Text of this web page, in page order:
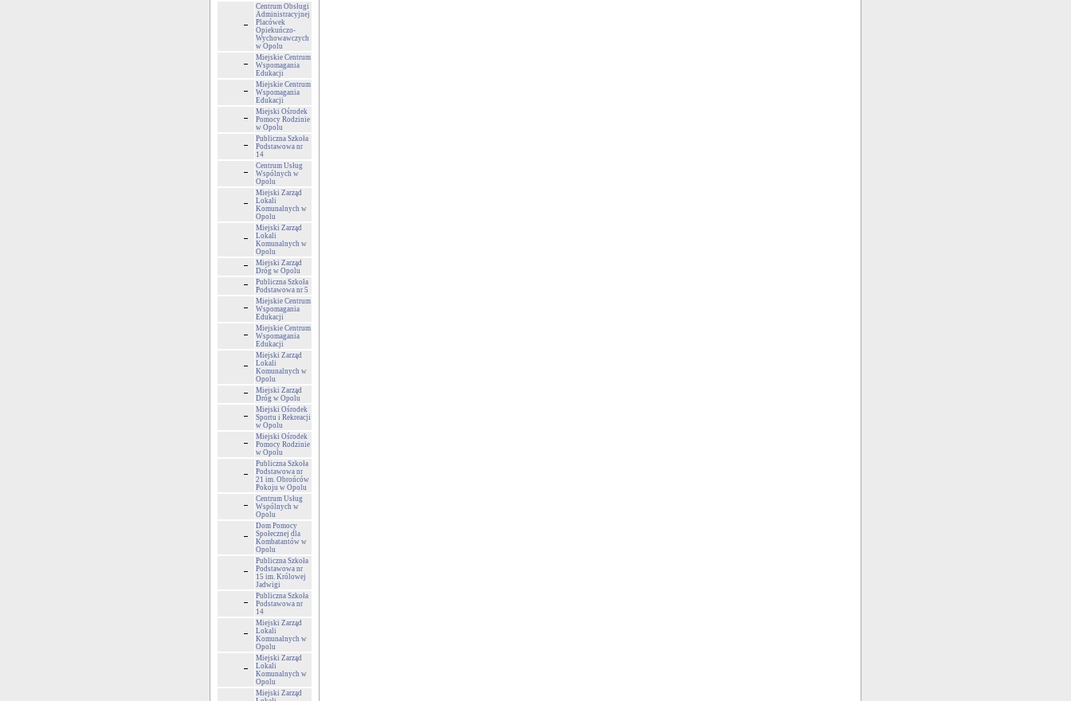
Centrum Obsługi
Administracyjnej
Placówek
Opiekuńczo-
Wychowawczych
w Opolu
Miejskie Centrum
Wspomagania
Edukacji
Miejskie Centrum
Wspomagania
Edukacji
Miejski Ośrodek
Pomocy Rodzinie
w Opolu
Publiczna Szkoła
Podstawowa nr
14
Centrum Usług
Wspólnych w
Opolu
Miejski Zarząd
Lokali
Komunalnych w
Opolu
Miejski Zarząd
Lokali
Komunalnych w
Opolu
Miejski Zarząd
Dróg w Opolu
Publiczna Szkoła
Podstawowa nr 5
Miejskie Centrum
Wspomagania
Edukacji
Miejskie Centrum
Wspomagania
Edukacji
Miejski Zarząd
Lokali
Komunalnych w
Opolu
Miejski Zarząd
Dróg w Opolu
Miejski Ośrodek
Sportu i Rekreacji
w Opolu
Miejski Ośrodek
Pomocy Rodzinie
w Opolu
Publiczna Szkoła
Podstawowa nr
21 im. Obrońców
Pokoju w Opolu
Centrum Usług
Wspólnych w
Opolu
Dom Pomocy
Społecznej dla
Kombatantów w
Opolu
Publiczna Szkoła
Podstawowa nr
15 im. Królowej
Jadwigi
Publiczna Szkoła
Podstawowa nr
14
Miejski Zarząd
Lokali
Komunalnych w
Opolu
Miejski Zarząd
Lokali
Komunalnych w
Opolu
Miejski Zarząd